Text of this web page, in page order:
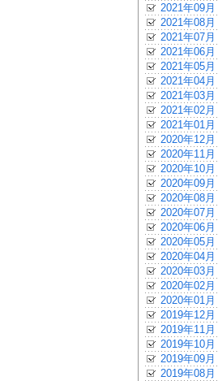
2021年09月
2021年08月
2021年07月
2021年06月
2021年05月
2021年04月
2021年03月
2021年02月
2021年01月
2020年12月
2020年11月
2020年10月
2020年09月
2020年08月
2020年07月
2020年06月
2020年05月
2020年04月
2020年03月
2020年02月
2020年01月
2019年12月
2019年11月
2019年10月
2019年09月
2019年08月